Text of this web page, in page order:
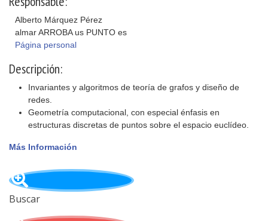
Alberto Márquez Pérez
almar ARROBA us PUNTO es
Página personal
Descripción:
Invariantes y algoritmos de teoría de grafos y diseño de
redes.
Geometría computacional, con especial énfasis en
estructuras discretas de puntos sobre el espacio euclídeo.
Más Información
Buscar